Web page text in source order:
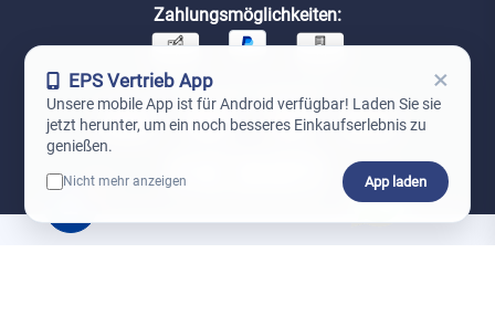
Zahlungsmöglichkeiten:
Unsere Versandpartner:
EPS Vertrieb App ×
Unsere mobile App ist für Android verfügbar! Laden Sie sie
jetzt herunter, um ein noch besseres Einkaufserlebnis zu
genießen.
Nicht mehr anzeigen App laden